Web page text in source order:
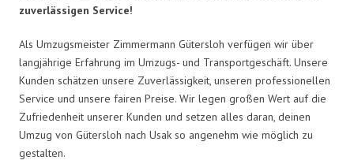
zuverlässigen Service!
Als Umzugsmeister Zimmermann Gütersloh verfügen wir über
langjährige Erfahrung im Umzugs- und Transportgeschäft. Unsere
Kunden schätzen unsere Zuverlässigkeit, unseren professionellen
Service und unsere fairen Preise. Wir legen großen Wert auf die
Zufriedenheit unserer Kunden und setzen alles daran, deinen
Umzug von Gütersloh nach Usak so angenehm wie möglich zu
gestalten.